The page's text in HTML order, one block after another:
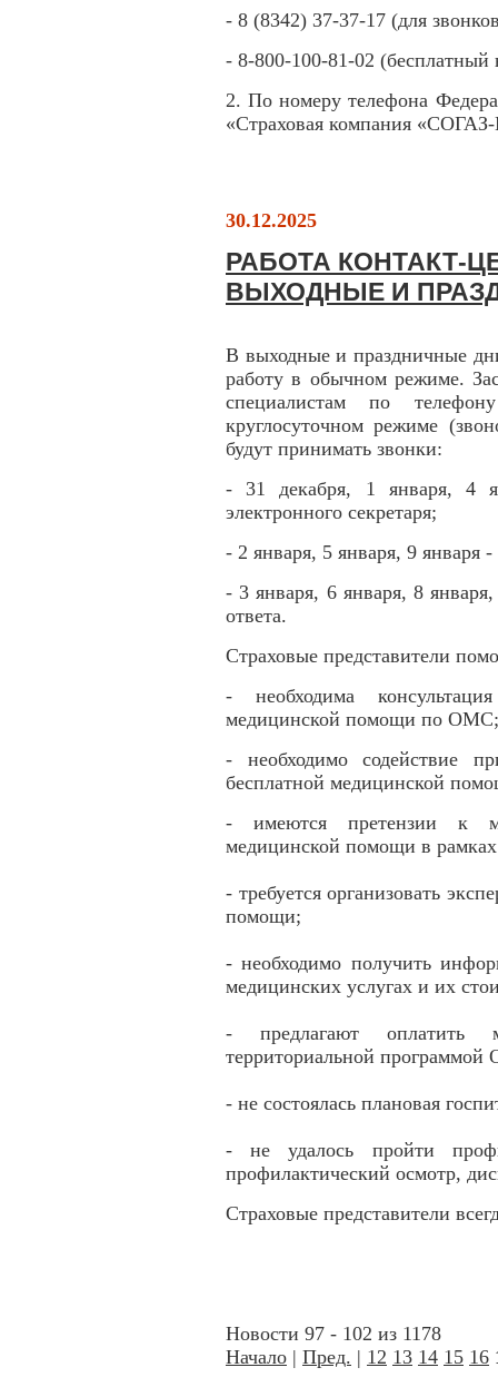
- 8 (8342) 37-37-17 (для
- 8-800-100-81-02 (бесплатный
2. По номеру телефона
«Страховая компания
30.12.2025
РАБОТА КОНТАКТ-
ВЫХОДНЫЕ И
В выходные и праздничные
работу в обычном режиме.
специалистам по
круглосуточном режиме
будут принимать звонки:
- 31 декабря, 1 января, 4
электронного секретаря;
- 2 января, 5 января, 9 января
- 3 января, 6 января, 8
ответа.
Страховые представители
- необходима
медицинской помощи по ОМС;
- необходимо содействие
бесплатной медицинской
- имеются претензии к
медицинской помощи в
- требуется организовать
помощи;
- необходимо получить
медицинских услугах и их
- предлагают оплатить
территориальной
- не состоялась плановая
- не удалось пройти
профилактический осмотр,
Страховые представители
Новости 97 - 102 из 1178
Начало | Пред. | 12 13 14 15 16